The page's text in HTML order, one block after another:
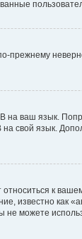
прежнему
ваш язык.
на свой язык.
к
известно как
не можете